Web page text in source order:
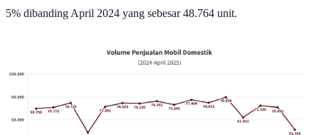
5% dibanding April 2024 yang sebesar 48.764 unit.